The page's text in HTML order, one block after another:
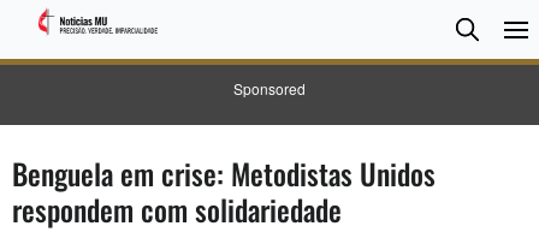
Sponsored
Search
Benguela em crise: Metodistas Unidos
respondem com solidariedade